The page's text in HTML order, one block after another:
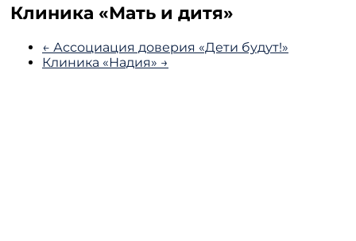
Клиника «Мать и дитя»
← Ассоциация доверия «Дети будут!»
Клиника «Надия» →